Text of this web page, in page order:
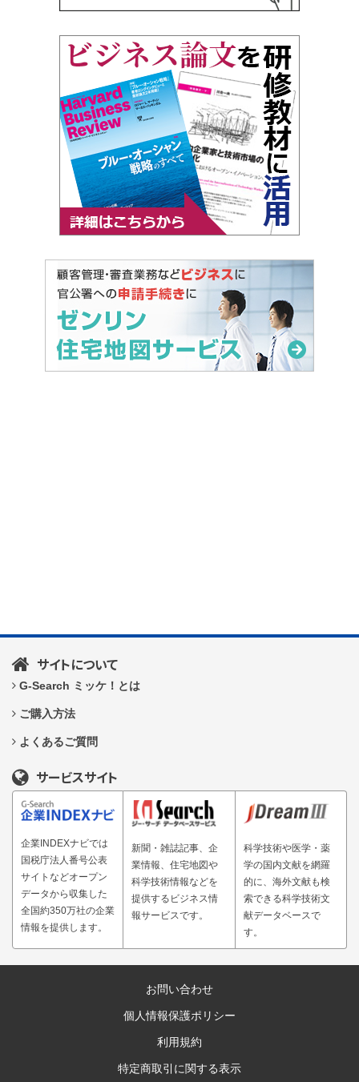
サイトについて
G-Search ミッケ！とは
ご購入方法
よくあるご質問
サービスサイト
企業INDEXナビでは
国税庁法人番号公表
サイトなどオープン
データから収集した
全国約350万社の企業
情報を提供します。
新聞・雑誌記事、企
業情報、住宅地図や
科学技術情報などを
提供するビジネス情
報サービスです。
科学技術や医学・薬
学の国内文献を網羅
的に、海外文献も検
索できる科学技術文
献データベースで
す。
お問い合わせ
個人情報保護ポリシー
利用規約
特定商取引に関する表示